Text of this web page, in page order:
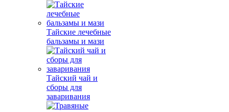
Тайские лечебные
бальзамы и мази
Тайский чай и
сборы для
заваривания